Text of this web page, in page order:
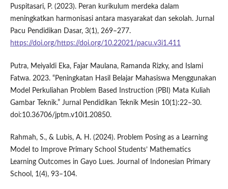
Puspitasari, P. (2023). Peran kurikulum merdeka dalam
meningkatkan harmonisasi antara masyarakat dan sekolah. Jurnal
Pacu Pendidikan Dasar, 3(1), 269–277.
https://doi.org/https://doi.org/10.22021/pacu.v3i1.411
Putra, Meiyaldi Eka, Fajar Maulana, Ramanda Rizky, and Islami
Fatwa. 2023. “Peningkatan Hasil Belajar Mahasiswa Menggunakan
Model Perkuliahan Problem Based Instruction (PBI) Mata Kuliah
Gambar Teknik.” Jurnal Pendidikan Teknik Mesin 10(1):22–30.
doi:10.36706/jptm.v10i1.20850.
Rahmah, S., & Lubis, A. H. (2024). Problem Posing as a Learning
Model to Improve Primary School Students’ Mathematics
Learning Outcomes in Gayo Lues. Journal of Indonesian Primary
School, 1(4), 93–104.